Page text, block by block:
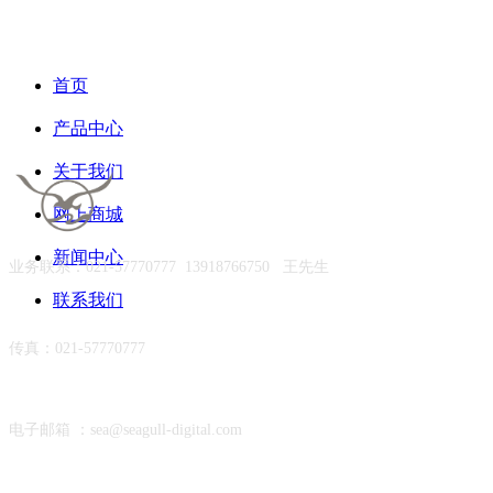
首页
产品中心
关于我们
网上商城
新闻中心
联系我们
业务联系：021-57770777 13918766750 王先生
传真：021-57770777
电子邮箱 ：sea@seagull-digital.com